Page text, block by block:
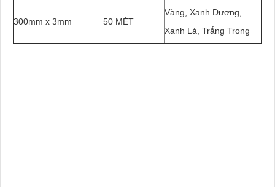
300mm x 3mm 50 MÉT
Vàng, Xanh Dương,
Xanh Lá, Trắng Trong